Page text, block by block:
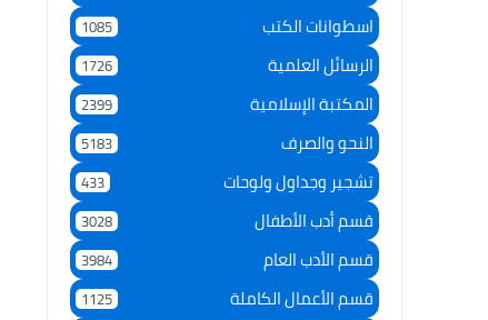
اسطوانات الكتب 1085
الرسائل العلمية 1726
المكتبة الإسلامية 2399
النحو والصرف 5183
تشجير وجداول ولوحات 433
قسم أدب الأطفال 3028
قسم الأدب العام 3984
قسم الأعمال الكاملة 1125